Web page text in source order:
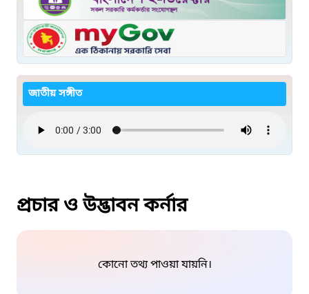
জাতীয় সঙ্গীত
প্রচার ও উদ্ভাবন কর্নার
কোনো তথ্য পাওয়া যায়নি।